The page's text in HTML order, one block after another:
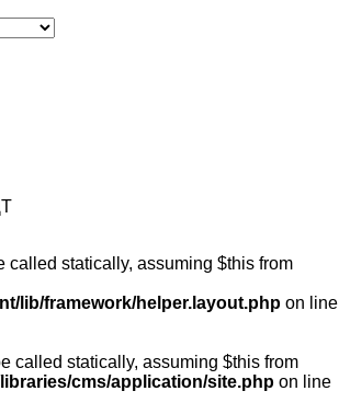
called statically, assuming $this from
lib/framework/helper.layout.php on line
called statically, assuming $this from
cms/application/site.php on line